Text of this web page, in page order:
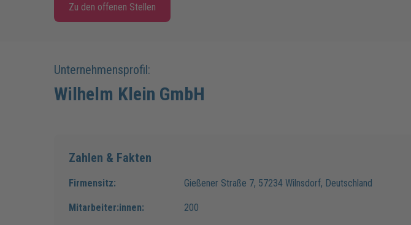
Zu den offenen Stellen
Unternehmensprofil:
Wilhelm Klein GmbH
Zahlen & Fakten
Firmensitz: Gießener Straße 7, 57234 Wilnsdorf, Deutschland
Mitarbeiter:innen: 200